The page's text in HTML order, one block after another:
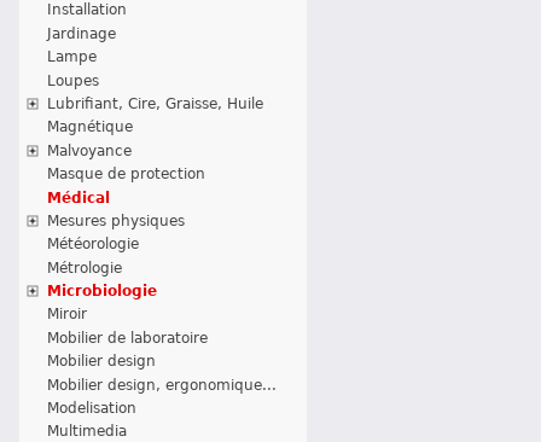
Installation
Jardinage
Lampe
Loupes
Lubrifiant, Cire, Graisse, Huile
Magnétique
Malvoyance
Masque de protection
Médical
Mesures physiques
Météorologie
Métrologie
Microbiologie
Miroir
Mobilier de laboratoire
Mobilier design
Mobilier design, ergonomique...
Modelisation
Multimedia